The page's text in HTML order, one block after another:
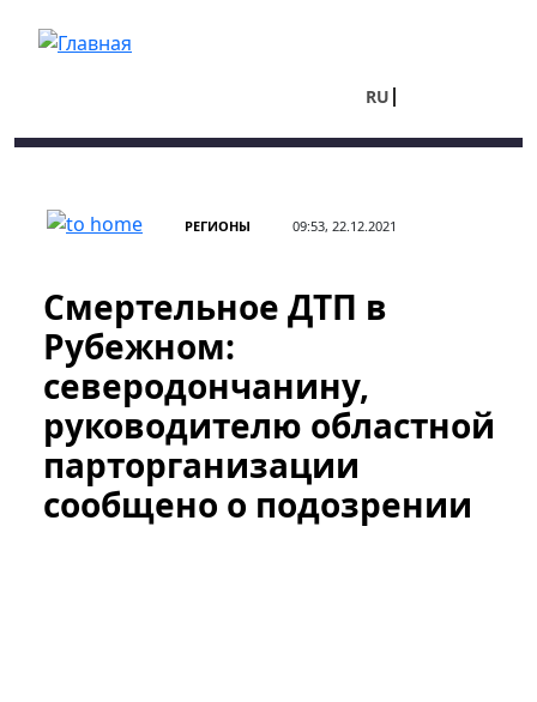
RU
РЕГИОНЫ 09:53, 22.12.2021
Смертельное ДТП в
Рубежном:
северодончанину,
руководителю областной
парторганизации
сообщено о подозрении